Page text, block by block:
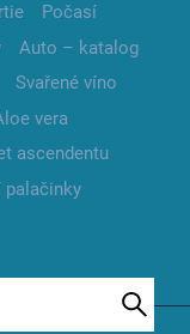
Počasí
Auto – katalog
Svařené víno
vera
ascendentu
palačinky